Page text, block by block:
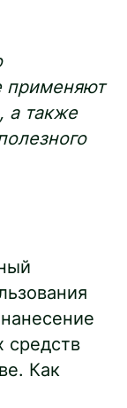
применяют
а также
средств
Как